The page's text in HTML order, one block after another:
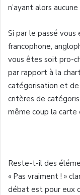
n’ayant alors
Si par le passé
francophone,
vous êtes soit pro-
par rapport à la
catégorisation et de
critères de
même coup la carte
Reste-t-il des
« Pas vraiment ! »
débat est pour eux